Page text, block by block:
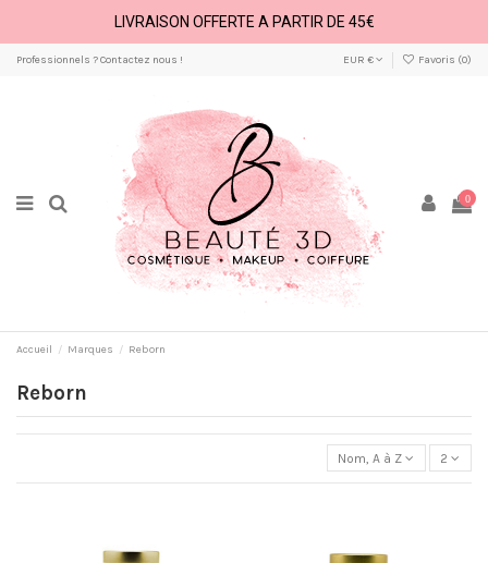
LIVRAISON OFFERTE A PARTIR DE 45€
Professionnels ? Contactez nous ! EUR € Favoris (0)
0
Accueil Marques Reborn
Reborn
Nom, A à Z 2